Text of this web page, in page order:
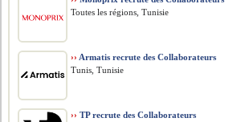
Toutes les régions, Tunisie
›› Armatis recrute des Collaborateurs
Tunis, Tunisie
›› TP recrute des Collaborateurs